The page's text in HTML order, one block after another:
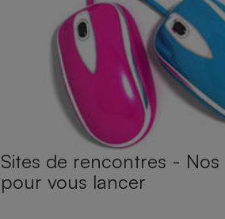
Sites de rencontres - Nos
pour vous lancer